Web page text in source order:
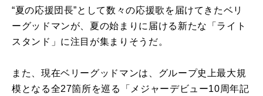
“夏の応援団長”として数々の応援歌を届けてきたベリ
ーグッドマンが、夏の始まりに届ける新たな「ライト
スタンド」に注目が集まりそうだ。
また、現在ベリーグッドマンは、グループ史上最大規
模となる全27箇所を巡る「メジャーデビュー10周年記